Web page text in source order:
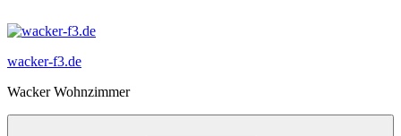
Inhalt
wacker-f3.de
Wacker Wohnzimmer